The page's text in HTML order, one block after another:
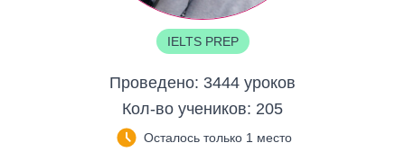
IELTS PREP
Проведено: 3444 уроков
Кол-во учеников: 205
Осталось только 1 место